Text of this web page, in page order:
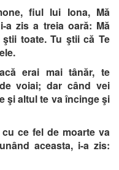
fiul lui Iona, Mă
a zis a treia oară: Mă
toate. Tu ştii că Te
erai mai tânăr, te
voiai; dar când vei
şi altul te va încinge şi
ce fel de moarte va
aceasta, i-a zis: